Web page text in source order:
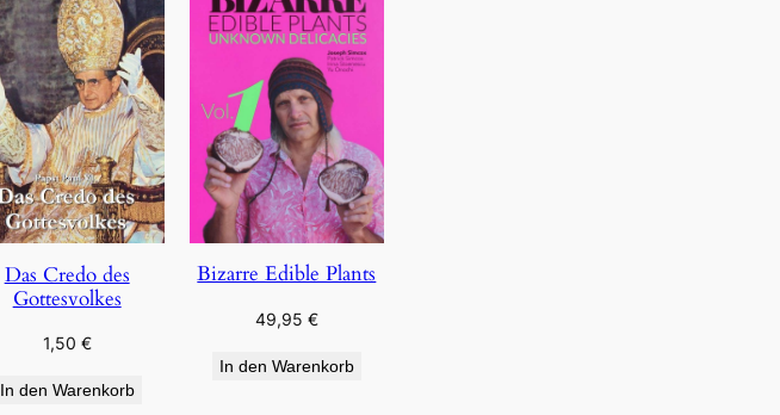
Das Credo des
Gottesvolkes
1,50 €
In den Warenkorb
Bizarre Edible Plants
49,95 €
In den Warenkorb